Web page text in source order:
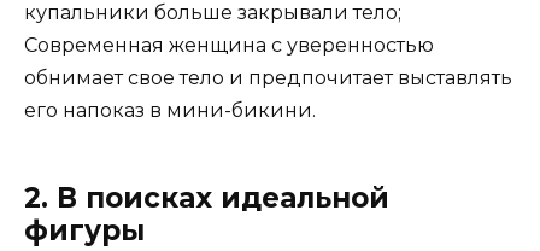
купальники больше закрывали тело;
Современная женщина с уверенностью
обнимает свое тело и предпочитает выставлять
его напоказ в мини-бикини.
2. В поисках идеальной
фигуры